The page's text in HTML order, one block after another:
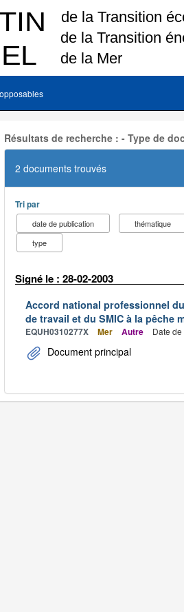
Résultats de recherche : - Type de
2 documents trouvés
Tri par
date de publication thématique
type
Signé le : 28-02-2003
Accord national professionnel
de travail et du SMIC à la pêche
EQUH0310277X Mer Autre Date
Document principal